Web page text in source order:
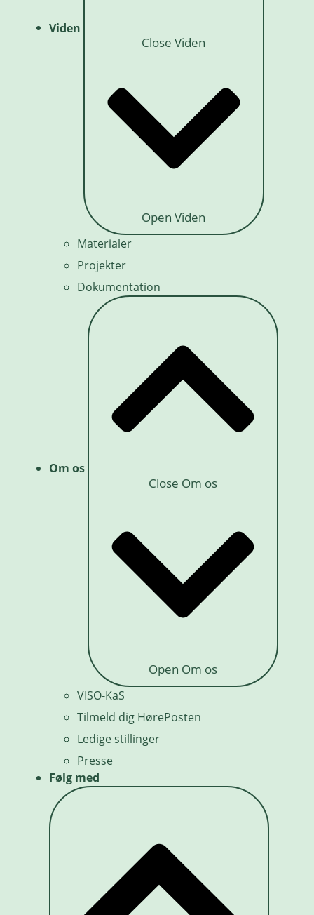
Viden
Close Viden
Open Viden
Materialer
Projekter
Dokumentation
Om os
Close Om os
Open Om os
VISO-KaS
Tilmeld dig HørePosten
Ledige stillinger
Presse
Følg med